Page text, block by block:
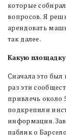
которые
вопросов. Я
арендовать
так далее.
Какую площадку
Сначала это был
раз эти
привлечь около
подкрепили
информация.
паблик о